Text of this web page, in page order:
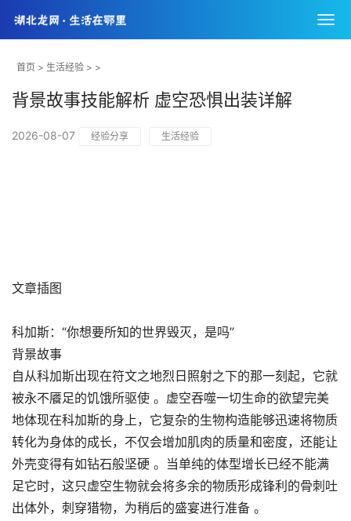
首页 > 生活经验 > >
背景故事技能解析 虚空恐惧出装详解
2026-08-07 经验分享 生活经验
文章插图
科加斯：“你想要所知的世界毁灭，是吗”
背景故事
自从科加斯出现在符文之地烈日照射之下的那一刻起，它就
被永不餍足的饥饿所驱使 。虚空吞噬一切生命的欲望完美
地体现在科加斯的身上，它复杂的生物构造能够迅速将物质
转化为身体的成长，不仅会增加肌肉的质量和密度，还能让
外壳变得有如钻石般坚硬 。当单纯的体型增长已经不能满
足它时，这只虚空生物就会将多余的物质形成锋利的骨刺吐
出体外，刺穿猎物，为稍后的盛宴进行准备 。